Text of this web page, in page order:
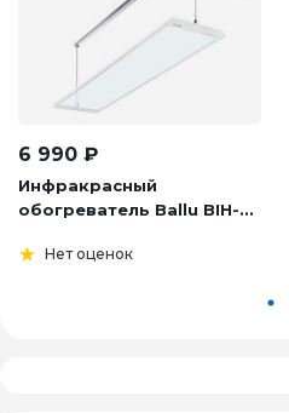
6 990 ₽
Инфракрасный
обогреватель Ballu BIH-...
Нет оценок